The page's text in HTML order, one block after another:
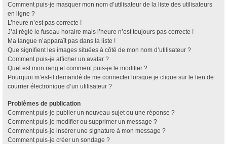
Comment puis-je masquer mon nom d’utilisateur de la liste des utilisateurs
en ligne ?
L’heure n’est pas correcte !
J’ai réglé le fuseau horaire mais l’heure n’est toujours pas correcte !
Ma langue n’apparaît pas dans la liste !
Que signifient les images situées à côté de mon nom d’utilisateur ?
Comment puis-je afficher un avatar ?
Quel est mon rang et comment puis-je le modifier ?
Pourquoi m’est-il demandé de me connecter lorsque je clique sur le lien de
courrier électronique d’un utilisateur ?
Problèmes de publication
Comment puis-je publier un nouveau sujet ou une réponse ?
Comment puis-je modifier ou supprimer un message ?
Comment puis-je insérer une signature à mon message ?
Comment puis-je créer un sondage ?